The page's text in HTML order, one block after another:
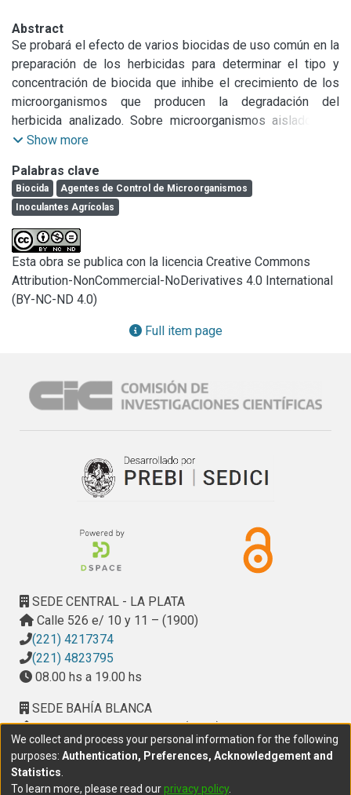
Abstract
Se probará el efecto de varios biocidas de uso común en la
preparación de los herbicidas para determinar el tipo y
concentración de biocida que inhibe el crecimiento de los
microorganismos que producen la degradación del
herbicida analizado. Sobre microorganismos aislados en
formulaciones comerciales de herbicidas se determina la
crecimiento de dichos microorganismos. Para ello se
preparan medios de cultivos con distintas concentraciones
de cuatro tipo de biocidas habitualmente utilizados.
Show more
Palabras clave
Biocida
Agentes de Control de Microorganismos
Inoculantes Agrícolas
Esta obra se publica con la licencia Creative Commons
Attribution-NonCommercial-NoDerivatives 4.0 International
(BY-NC-ND 4.0)
Full item page
SEDE CENTRAL - LA PLATA
Calle 526 e/ 10 y 11 – (1900)
(221) 4217374
(221) 4823795
08.00 hs a 19.00 hs
SEDE BAHÍA BLANCA
Calle Ciudad de Cali 320 – (8000). Universidad
Provincial del Sudoeste (UPSO)
(291) 459 2550, interno 147
10.00 h a 14.00 h
We collect and process your personal information for the following
purposes: Authentication, Preferences, Acknowledgement and
Statistics
To learn more, please read ourprivacy policy.